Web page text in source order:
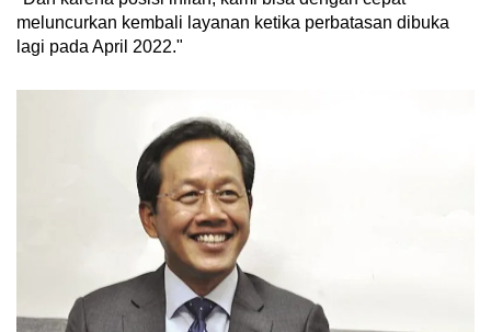
meluncurkan kembali layanan ketika perbatasan dibuka
lagi pada April 2022."